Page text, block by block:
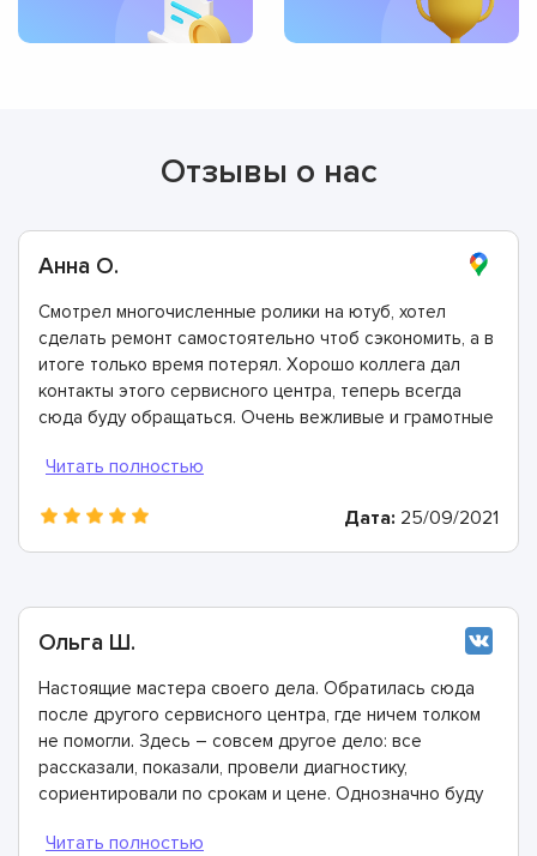
Отзывы о нас
Анна О.
Смотрел многочисленные ролики на ютуб, хотел
сделать ремонт самостоятельно чтоб сэкономить, а в
итоге только время потерял. Хорошо коллега дал
контакты этого сервисного центра, теперь всегда
сюда буду обращаться. Очень вежливые и грамотные
гарантию.
Дата: 25/09/2021
Ольга Ш.
Настоящие мастера своего дела. Обратилась сюда
после другого сервисного центра, где ничем толком
не помогли. Здесь – совсем другое дело: все
рассказали, показали, провели диагностику,
сориентировали по срокам и цене. Однозначно буду